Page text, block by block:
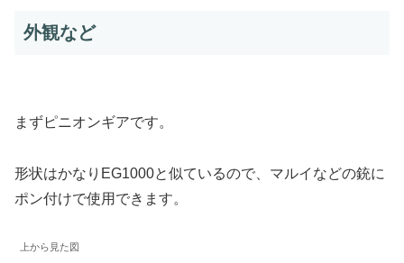
外観など
まずピニオンギアです。
形状はかなりEG1000と似ているので、マルイなどの銃に
ポン付けで使用できます。
上から見た図